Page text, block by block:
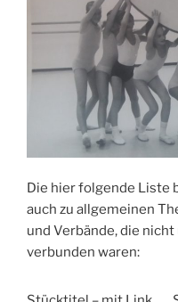
Die hier folgende Liste
auch zu allgemeinen
und Verbände, die
verbunden waren: